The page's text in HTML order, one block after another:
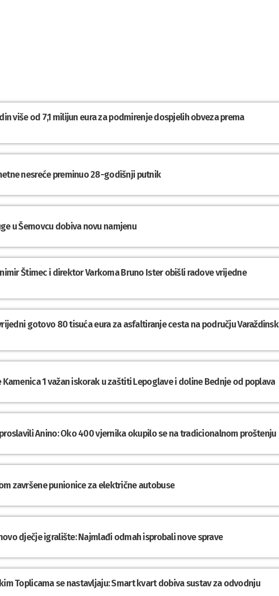
više od 7,1 milijun eura za podmirenje dospjelih obveza prema
nesreće preminuo 28-godišnji putnik
u Šemovcu dobiva novu namjenu
Štimec i direktor Varkoma Bruno Ister obišli radove vrijedne
gotovo 80 tisuća eura za asfaltiranje cesta na području
1 važan iskorak u zaštiti Lepoglave i doline Bednje od poplava
Anino: Oko 400 vjernika okupilo se na tradicionalnom proštenju
završene punionice za električne autobuse
dječje igralište: Najmlađi odmah isprobali nove sprave
Toplicama se nastavljaju: Smart kvart dobiva sustav za odvodnju